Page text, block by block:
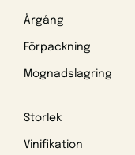
Årgång
Förpackning
Mognadslagring
Storlek
Vinifikation